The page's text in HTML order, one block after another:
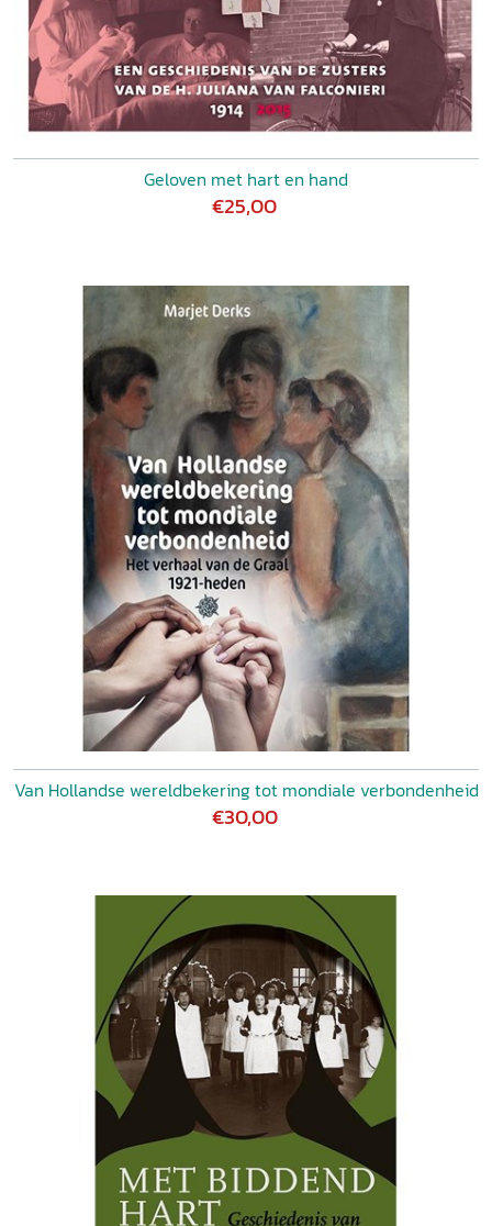
Geloven met hart en hand
€25,00
Van Hollandse wereldbekering tot mondiale verbondenheid
€30,00